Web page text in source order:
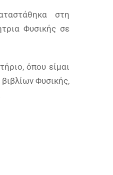
στη
Φυσικής σε
όπου είμαι
Φυσικής,